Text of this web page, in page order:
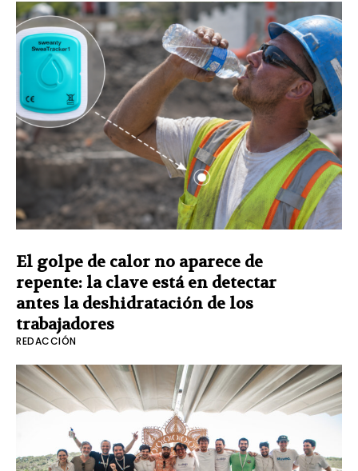
El golpe de calor no aparece de
repente: la clave está en detectar
antes la deshidratación de los
trabajadores
REDACCIÓN